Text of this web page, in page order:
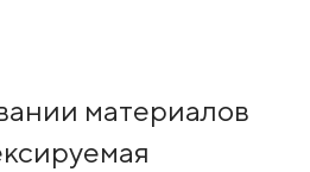
материалов